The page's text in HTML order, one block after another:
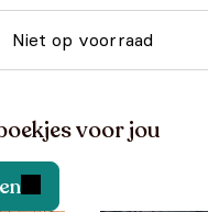
Niet op voorraad
voor jou